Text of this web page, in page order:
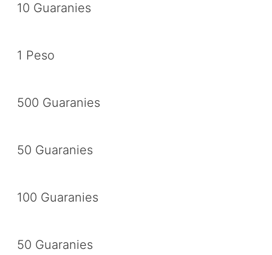
10 Guaranies
1 Peso
500 Guaranies
50 Guaranies
100 Guaranies
50 Guaranies